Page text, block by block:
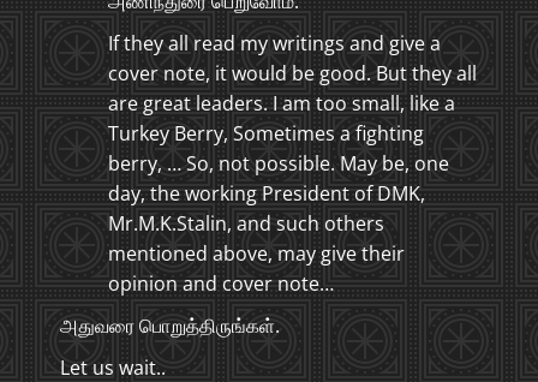
If they all read my writings and give a
cover note, it would be good. But they all
are great leaders. I am too small, like a
Turkey Berry, Sometimes a fighting
berry, … So, not possible. May be, one
day, the working President of DMK,
Mr.M.K.Stalin, and such others
mentioned above, may give their
opinion and cover note…
அதுவரை பொறுத்திருங்கள்.
Let us wait..